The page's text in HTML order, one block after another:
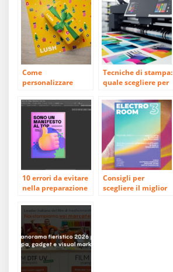
Come
personalizzare
2024
Tecniche di stampa:
quale scegliere per
10 errori da evitare
nella preparazione
stampa – Guida
Completa
Consigli per
scegliere il miglior